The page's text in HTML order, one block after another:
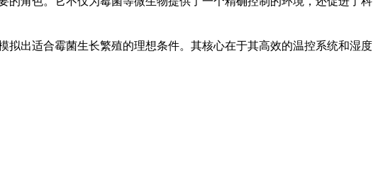
出适合霉菌生长繁殖的理想条件。其核心在于其高效的温控系统和湿度